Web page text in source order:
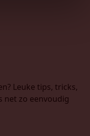
Leuke tips, tricks,
net zo eenvoudig